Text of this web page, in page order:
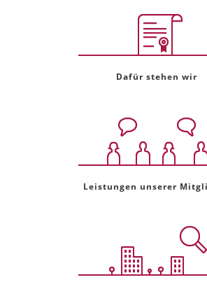
Dafür stehen wir
Leistungen unserer